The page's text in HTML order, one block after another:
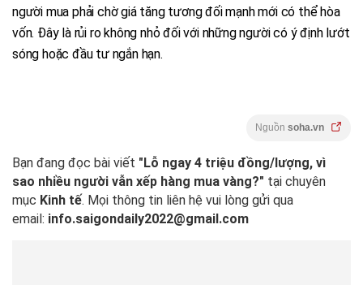
người mua phải chờ giá tăng tương đối mạnh mới có thể hòa
vốn. Đây là rủi ro không nhỏ đối với những người có ý định lướt
sóng hoặc đầu tư ngắn hạn.
Nguồn soha.vn
Bạn đang đọc bài viết "Lỗ ngay 4 triệu đồng/lượng, vì
sao nhiều người vẫn xếp hàng mua vàng?" tại chuyên
mục Kinh tế. Mọi thông tin liên hệ vui lòng gửi qua
email: info.saigondaily2022@gmail.com